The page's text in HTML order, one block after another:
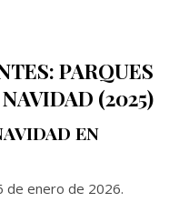
PARQUES
(2025)
EN
de enero de 2026.